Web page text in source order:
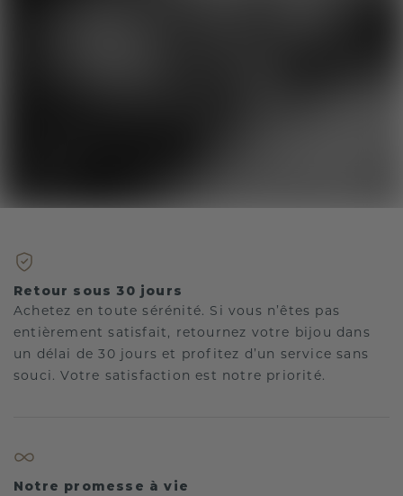
Retour sous 30 jours
Achetez en toute sérénité. Si vous n’êtes pas
entièrement satisfait, retournez votre bijou dans
un délai de 30 jours et profitez d’un service sans
souci. Votre satisfaction est notre priorité.
Notre promesse à vie